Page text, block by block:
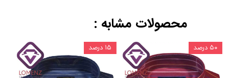
۱۵ درصد ۵۰ درصد
محصولات مشابه :